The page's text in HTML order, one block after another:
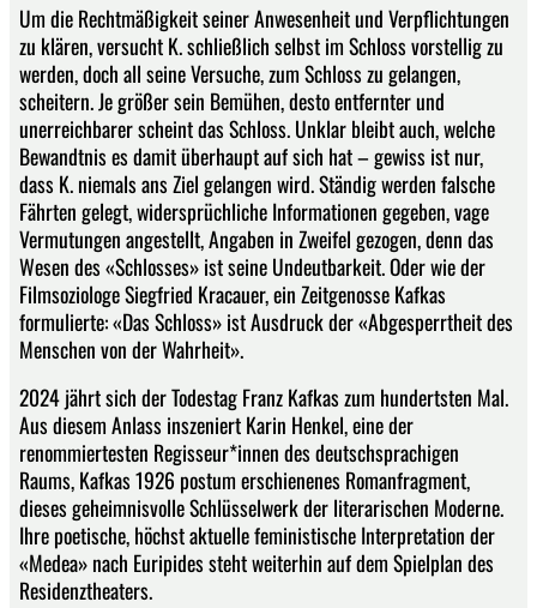
Um die Rechtmäßigkeit seiner Anwesenheit und Verpflichtungen
zu klären, versucht K. schließlich selbst im Schloss vorstellig zu
werden, doch all seine Versuche, zum Schloss zu gelangen,
scheitern. Je größer sein Bemühen, desto entfernter und
unerreichbarer scheint das Schloss. Unklar bleibt auch, welche
Bewandtnis es damit überhaupt auf sich hat – gewiss ist nur,
dass K. niemals ans Ziel gelangen wird. Ständig werden falsche
Fährten gelegt, widersprüchliche Informationen gegeben, vage
Vermutungen angestellt, Angaben in Zweifel gezogen, denn das
Wesen des «Schlosses» ist seine Undeutbarkeit. Oder wie der
Filmsoziologe Siegfried Kracauer, ein Zeitgenosse Kafkas
formulierte: «Das Schloss» ist Ausdruck der «Abgesperrtheit des
Menschen von der Wahrheit».
2024 jährt sich der Todestag Franz Kafkas zum hundertsten Mal.
Aus diesem Anlass inszeniert Karin Henkel, eine der
renommiertesten Regisseur*innen des deutschsprachigen
Raums, Kafkas 1926 postum erschienenes Romanfragment,
dieses geheimnisvolle Schlüsselwerk der literarischen Moderne.
Ihre poetische, höchst aktuelle feministische Interpretation der
«Medea» nach Euripides steht weiterhin auf dem Spielplan des
Residenztheaters.